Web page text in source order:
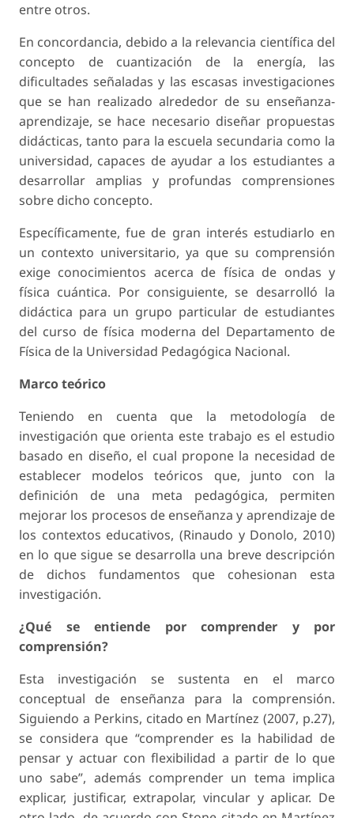
entre otros.
En concordancia, debido a la relevancia científica del
concepto de cuantización de la energía, las
dificultades señaladas y las escasas investigaciones
que se han realizado alrededor de su enseñanza-
aprendizaje, se hace necesario diseñar propuestas
didácticas, tanto para la escuela secundaria como la
universidad, capaces de ayudar a los estudiantes a
desarrollar amplias y profundas comprensiones
sobre dicho concepto.
Específicamente, fue de gran interés estudiarlo en
un contexto universitario, ya que su comprensión
exige conocimientos acerca de física de ondas y
física cuántica. Por consiguiente, se desarrolló la
didáctica para un grupo particular de estudiantes
del curso de física moderna del Departamento de
Física de la Universidad Pedagógica Nacional.
Marco teórico
Teniendo en cuenta que la metodología de
investigación que orienta este trabajo es el estudio
basado en diseño, el cual propone la necesidad de
establecer modelos teóricos que, junto con la
definición de una meta pedagógica, permiten
mejorar los procesos de enseñanza y aprendizaje de
los contextos educativos, (Rinaudo y Donolo, 2010)
en lo que sigue se desarrolla una breve descripción
de dichos fundamentos que cohesionan esta
investigación.
¿Qué se entiende por comprender y por
comprensión?
Esta investigación se sustenta en el marco
conceptual de enseñanza para la comprensión.
Siguiendo a Perkins, citado en Martínez (2007, p.27),
se considera que “comprender es la habilidad de
pensar y actuar con flexibilidad a partir de lo que
uno sabe”, además comprender un tema implica
explicar, justificar, extrapolar, vincular y aplicar. De